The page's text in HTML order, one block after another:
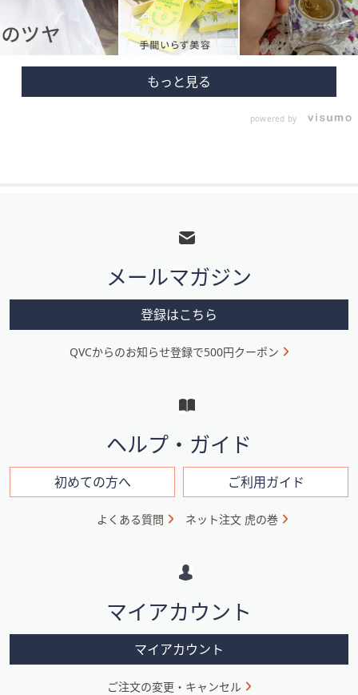
powered by
メ
ニ
ン
ン
メールマガジン
登録はこちら
QVCからのお知らせ登録で500円クーポン
ヘルプ・ガイド
初めての方へ ご利用ガイド
よくある質問 ネット注文 虎の巻
マイアカウント
マイアカウント
ご注文の変更・キャンセル